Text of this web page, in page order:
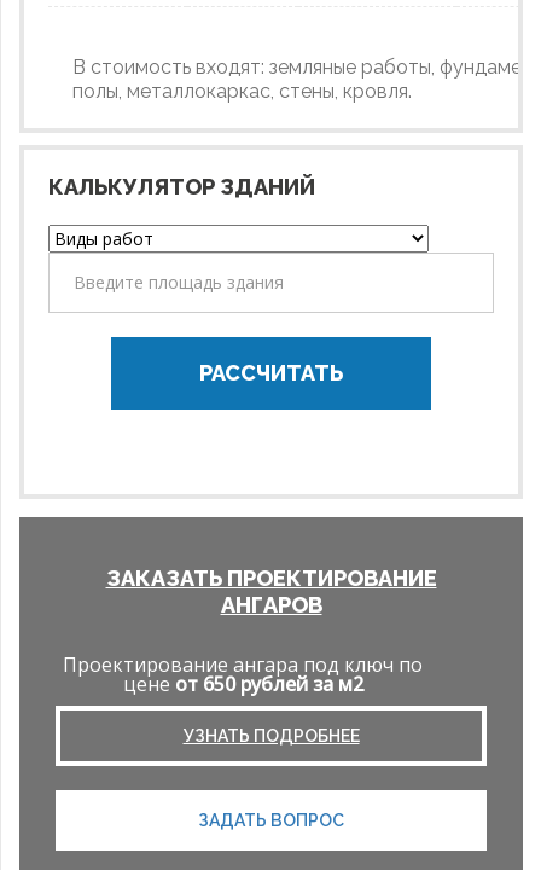
В стоимость входят: земляные работы,
полы, металлокаркас, стены, кровля.
КАЛЬКУЛЯТОР ЗДАНИЙ
РАССЧИТАТЬ
ЗАКАЗАТЬ ПРОЕКТИРОВАНИЕ
АНГАРОВ
Проектирование ангара под ключ по
цене от 650 рублей за м2
УЗНАТЬ ПОДРОБНЕЕ
ЗАДАТЬ ВОПРОС